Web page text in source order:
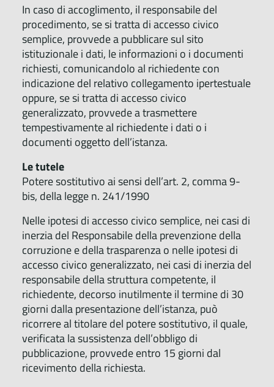
In caso di accoglimento, il responsabile del
procedimento, se si tratta di accesso civico
semplice, provvede a pubblicare sul sito
istituzionale i dati, le informazioni o i documenti
richiesti, comunicandolo al richiedente con
indicazione del relativo collegamento ipertestuale
oppure, se si tratta di accesso civico
generalizzato, provvede a trasmettere
tempestivamente al richiedente i dati o i
documenti oggetto dell’istanza.
Le tutele
Potere sostitutivo ai sensi dell’art. 2, comma 9-
bis, della legge n. 241/1990
Nelle ipotesi di accesso civico semplice, nei casi di
inerzia del Responsabile della prevenzione della
corruzione e della trasparenza o nelle ipotesi di
accesso civico generalizzato, nei casi di inerzia del
responsabile della struttura competente, il
richiedente, decorso inutilmente il termine di 30
giorni dalla presentazione dell’istanza, può
ricorrere al titolare del potere sostitutivo, il quale,
verificata la sussistenza dell’obbligo di
pubblicazione, provvede entro 15 giorni dal
ricevimento della richiesta.